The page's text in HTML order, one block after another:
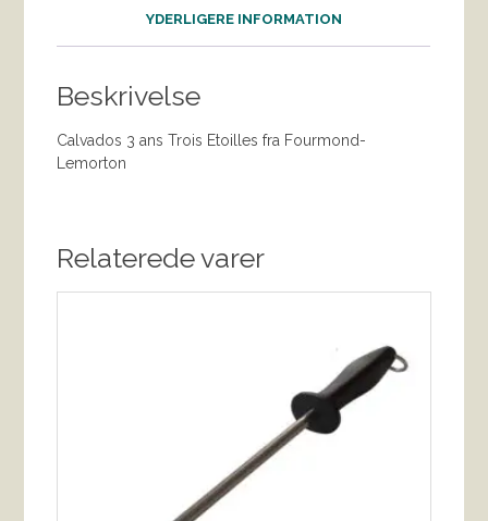
YDERLIGERE INFORMATION
Beskrivelse
Calvados 3 ans Trois Etoilles fra Fourmond-
Lemorton
Relaterede varer